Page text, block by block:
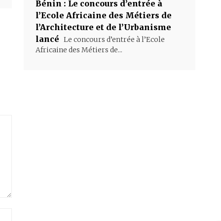
Bénin : Le concours d’entrée à
l’Ecole Africaine des Métiers de
l’Architecture et de l’Urbanisme
lancé Le concours d’entrée à l’Ecole
Africaine des Métiers de...